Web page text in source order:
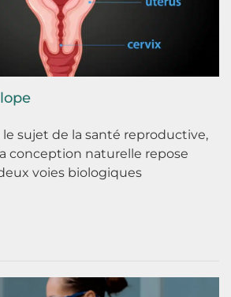
sujet de la santé reproductive,
conception naturelle repose
voies biologiques